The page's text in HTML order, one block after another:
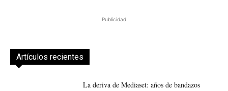
Publicidad
Artículos recientes
La deriva de Mediaset: años de bandazos